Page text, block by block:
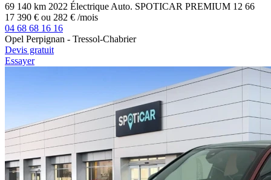
69 140 km 2022 Électrique Auto. SPOTICAR PREMIUM 12 66
17 390 € ou 282 € /mois
04 68 68 16 16
Opel Perpignan - Tressol-Chabrier
Devis gratuit
Essayer